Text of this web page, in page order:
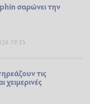
σαρώνει την
19:35
τις
χειμερινές